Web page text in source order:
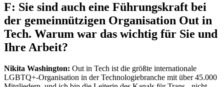
F: Sie sind auch eine Führungskraft bei
der gemeinnützigen Organisation Out in
Tech. Warum war das wichtig für Sie und
Ihre Arbeit?
Nikita Washington: Out in Tech ist die größte internationale
LGBTQ+-Organisation in der Technologiebranche mit über 45.000